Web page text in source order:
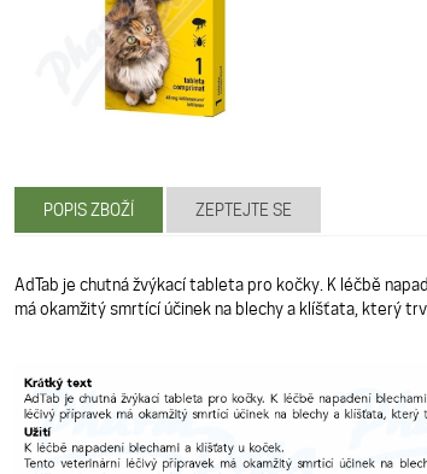
POPIS ZBOŽÍ ZEPTEJTE SE
AdTab je chutná žvýkací tableta pro kočky. K léčbě
má okamžitý smrtící účinek na blechy a klíšťata, který